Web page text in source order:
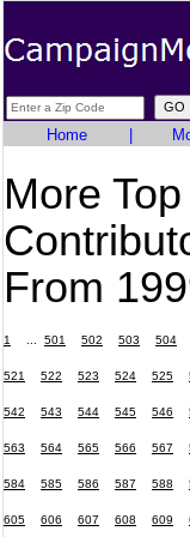
Home
More
From
1 501 502 503 504
521 522 523 524 525
542 543 544 545 546
563 564 565 566 567
584 585 586 587 588
605 606 607 608 609